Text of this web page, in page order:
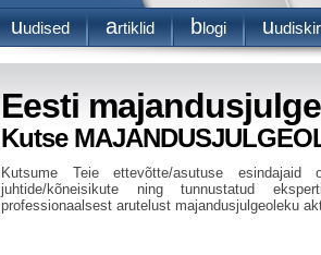
uudised artiklid blogi u
Eesti
Kutse
Kutsume Teie ettevõtte/asutuse esindajaid
juhtide/kõneisikute ning tunnustatud
professionaalsest arutelust majandusjulgeoleku